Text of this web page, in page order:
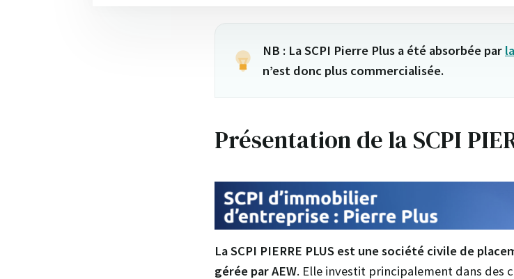
NB : La SCPI Pierre Plus a été absorbée par
n’est donc plus commercialisée.
Présentation de la SCPI
La SCPI PIERRE PLUS est une société civile de
gérée par AEW. Elle investit principalement dans des